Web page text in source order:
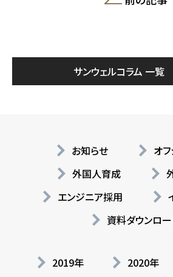
サンウェルコラム 一覧
お知らせ
オ
外国人育成
エンジニア採用
資料ダウンロー
2019年 2020年